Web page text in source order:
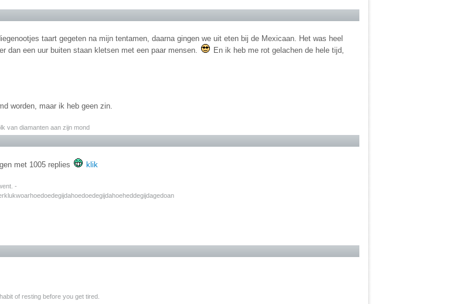
taart gegeten na mijn tentamen, daarna gingen we uit eten bij de Mexicaan. Het was heel
dan een uur buiten staan kletsen met een paar mensen.
En ik heb me rot gelachen de hele tijd,
worden, maar ik heb geen zin.
van diamanten aan zijn mond
met 1005 replies
klik
-
of resting before you get tired.